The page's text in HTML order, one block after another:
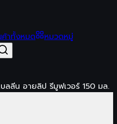
าทั้งหมด หมวดหมู่
ลลีน อายลิป รีมูฟเวอร์ 150 มล.